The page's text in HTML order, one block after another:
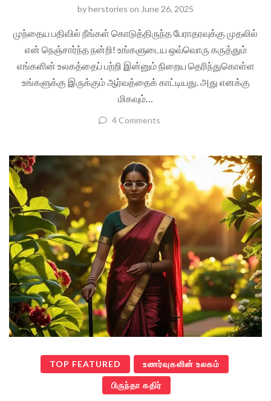
byherstories on June 26, 2025
முந்தைய பதிவில் நீங்கள் கொடுத்திருந்த பேராதரவுக்கு முதலில்
என் நெஞ்சார்ந்த நன்றி! உங்களுடைய ஒவ்வொரு கருத்தும்
எங்களின் உலகத்தைப் பற்றி இன்னும் நிறைய தெரிந்துகொள்ள
உங்களுக்கு இருக்கும் ஆர்வத்தைக் காட்டியது. அது எனக்கு
மிகவும்…
4 Comments
TOP FEATURED உணர்வுகளின் உலகம்
பிருந்தா கதிர்